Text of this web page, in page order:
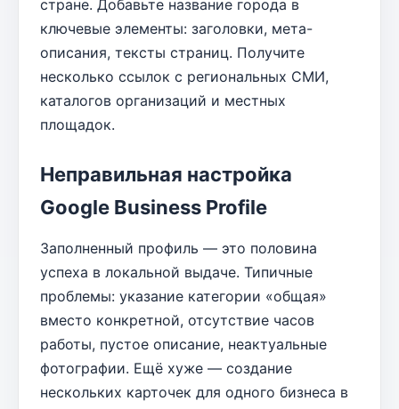
стране. Добавьте название города в
ключевые элементы: заголовки, мета-
описания, тексты страниц. Получите
несколько ссылок с региональных СМИ,
каталогов организаций и местных
площадок.
Неправильная настройка
Google Business Profile
Заполненный профиль — это половина
успеха в локальной выдаче. Типичные
проблемы: указание категории «общая»
вместо конкретной, отсутствие часов
работы, пустое описание, неактуальные
фотографии. Ещё хуже — создание
нескольких карточек для одного бизнеса в